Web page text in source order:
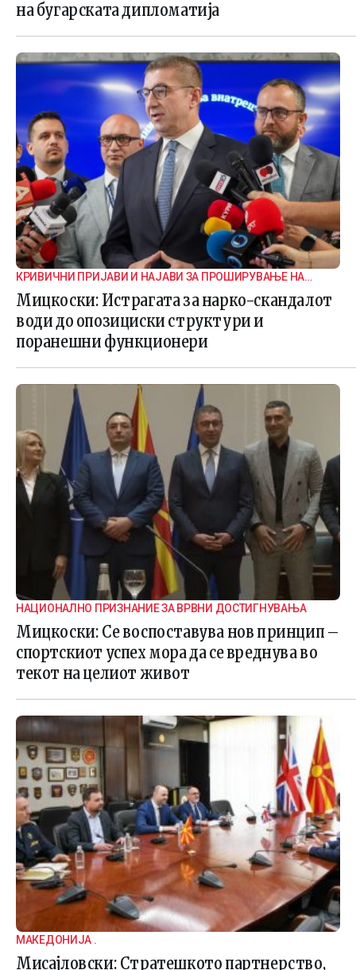
на бугарската дипломатија
КРИВИЧНИ ПРИЈАВИ И НАЈАВИ ЗА ПРОШИРУВАЊЕ НА
ИСТРАГАТА
Мицкоски: Истрагата за нарко-скандалот
води до опозициски структури и
поранешни функционери
НАЦИОНАЛНО ПРИЗНАНИЕ ЗА ВРВНИ ДОСТИГНУВАЊА
Мицкоски: Се воспоставува нов принцип –
спортскиот успех мора да се вреднува во
текот на целиот живот
МАКЕДОНИЈА .
Мисајловски: Стратешкото партнерство,